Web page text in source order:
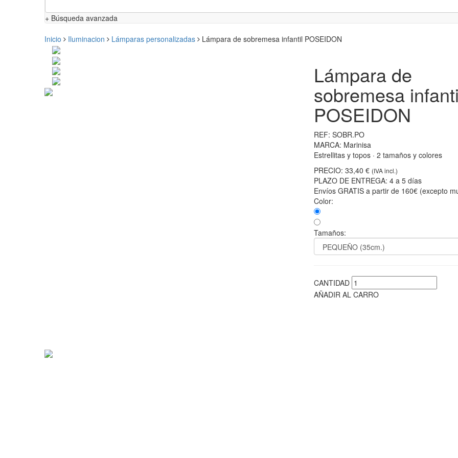
+ Búsqueda avanzada
Inicio Iluminacion Lámparas personalizadas Lámpara de sobremesa infantil POSEIDON
Lámpara de
sobremesa
POSEIDON
REF: SOBR.PO
MARCA: Marinisa
Estrellitas y topos · 2 tamaños y colores
PRECIO: 33,40 € (IVA incl.)
PLAZO DE ENTREGA: 4 a 5 días
Envíos GRATIS a partir de 160€ (excepto
Color:
Tamaños:
CANTIDAD
AÑADIR AL CARRO